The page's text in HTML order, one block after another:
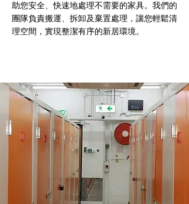
助您安全、快速地處理不需要的家具。我們的
團隊負責搬運、拆卸及棄置處理，讓您輕鬆清
理空間，實現整潔有序的新居環境。